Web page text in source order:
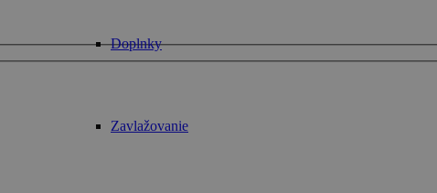
Doplnky
Zavlažovanie